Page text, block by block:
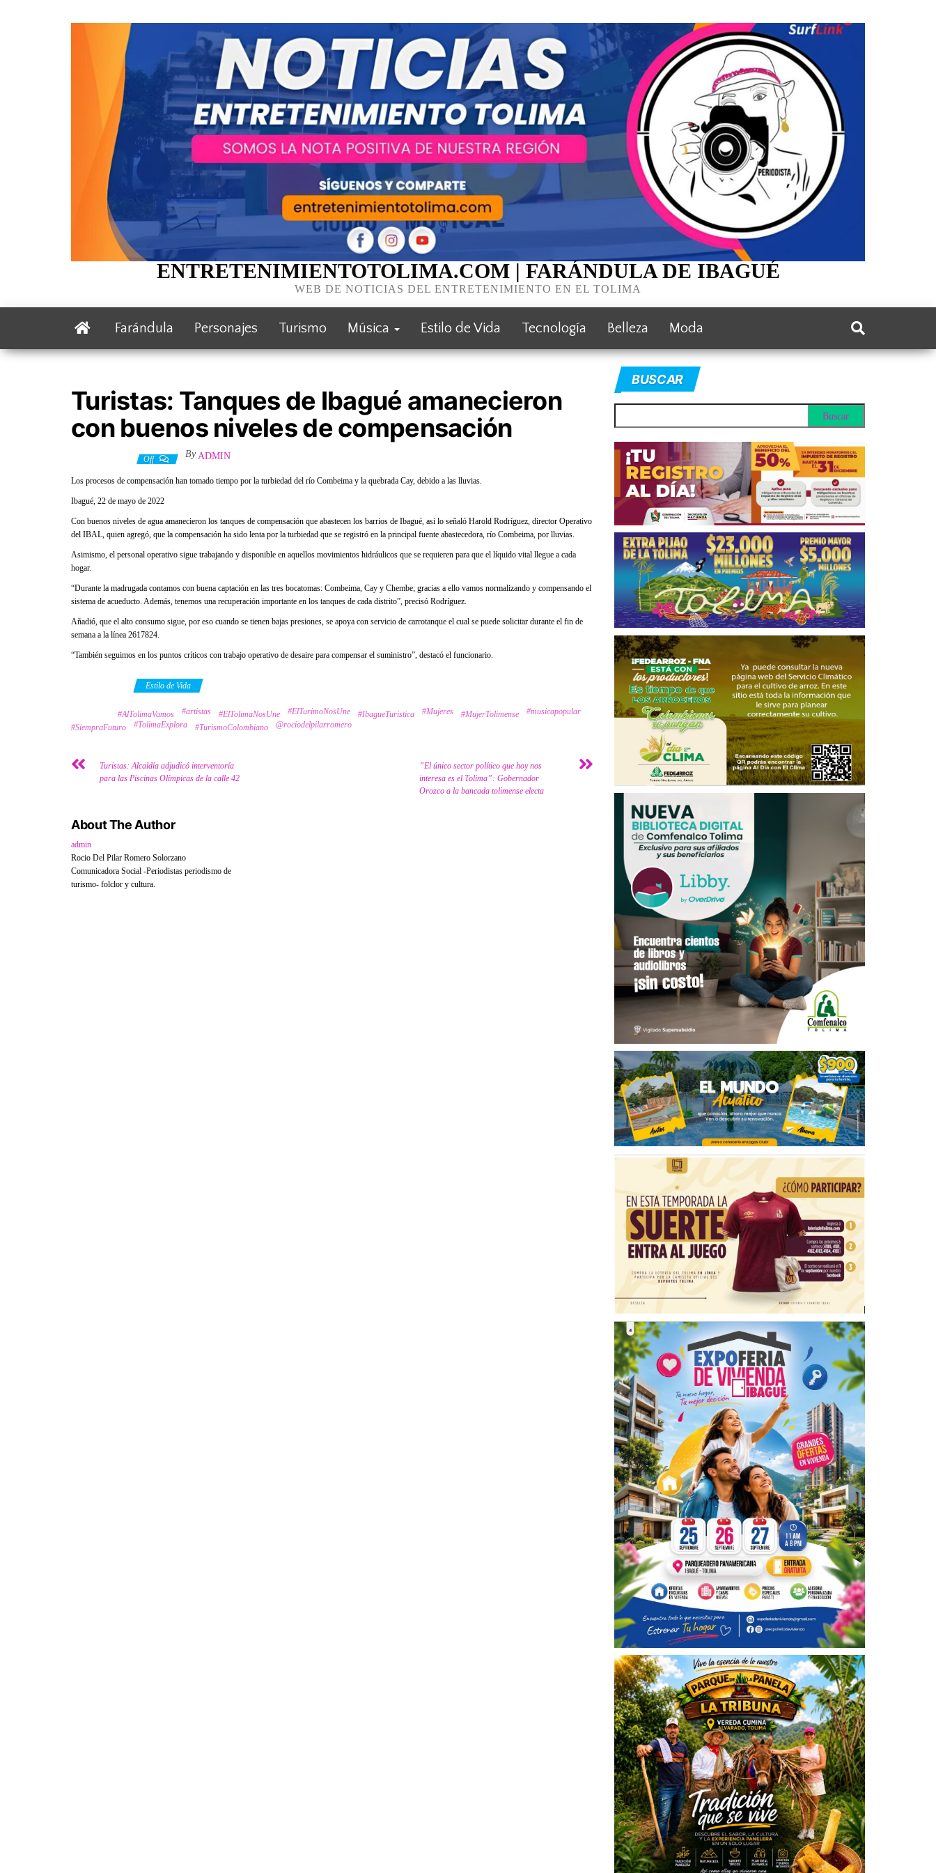
ENTRETENIMIENTOTOLIMA.COM | FARÁNDULA DE IBAGUÉ
WEB DE NOTICIAS DEL ENTRETENIMIENTO EN EL TOLIMA
Farándula Personajes Turismo Música Estilo de Vida Tecnología Belleza Moda
Turistas: Tanques de Ibagué amanecieron
con buenos niveles de compensación
Off By ADMIN
Los procesos de compensación han tomado tiempo por la turbiedad del río Combeima y la quebrada Cay, debido a las lluvias.
Ibagué, 22 de mayo de 2022
Con buenos niveles de agua amanecieron los tanques de compensación que abastecen los barrios de Ibagué, así lo señaló Harold Rodríguez, director Operativo
del IBAL, quien agregó, que la compensación ha sido lenta por la turbiedad que se registró en la principal fuente abastecedora, río Combeima, por lluvias.
Asimismo, el personal operativo sigue trabajando y disponible en aquellos movimientos hidráulicos que se requieren para que el líquido vital llegue a cada
hogar.
“Durante la madrugada contamos con buena captación en las tres bocatomas: Combeima, Cay y Chembe; gracias a ello vamos normalizando y compensando el
sistema de acueducto. Además, tenemos una recuperación importante en los tanques de cada distrito”, precisó Rodríguez.
Añadió, que el alto consumo sigue, por eso cuando se tienen bajas presiones, se apoya con servicio de carrotanque el cual se puede solicitar durante el fin de
semana a la línea 2617824.
“También seguimos en los puntos críticos con trabajo operativo de desaire para compensar el suministro”, destacó el funcionario.
Estilo de Vida
#AlTolimaVamos #artistas #ElTolimaNosUne #ElTurimoNosUne #IbagueTuristica #Mujeres #MujerTolimense
#musicapopular
#SiempraFuturo
#TolimaExplora #TurismoColombiano @rociodelpilarromero
Turistas: Alcaldía adjudicó interventoría
para las Piscinas Olímpicas de la calle 42
”El único sector político que hoy nos
interesa es el Tolima”: Gobernador
Orozco a la bancada tolimense electa
About The Author
admin
Rocio Del Pilar Romero Solorzano
Comunicadora Social -Periodistas periodismo de
turismo- folclor y cultura.
BUSCAR